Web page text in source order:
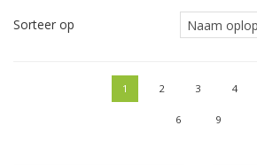
Sorteer op
1 2 3 4
6 9